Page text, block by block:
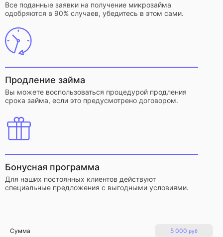
Все поданные заявки на получение микрозайма
одобряются в 90% случаев, убедитесь в этом сами.
Продление займа
Вы можете воспользоваться процедурой продления
срока займа, если это предусмотрено договором.
Бонусная программа
Для наших постоянных клиентов действуют
специальные предложения с выгодными условиями.
5 000 руб
Сумма